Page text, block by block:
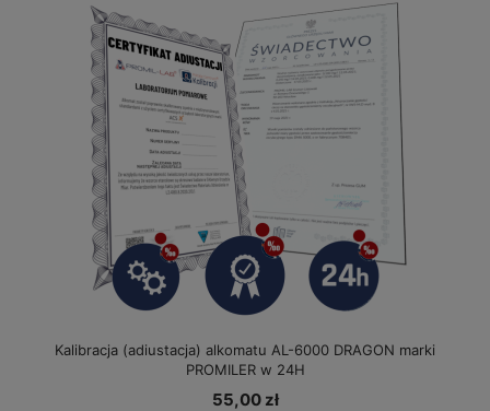
Kalibracja (adiustacja) alkomatu AL-6000 DRAGON marki
PROMILER w 24H
55,00 zł